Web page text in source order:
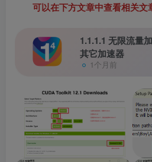
可以在下方文章中查看相关文
1.1.1.1 无限流量
其它加速器
1个月前